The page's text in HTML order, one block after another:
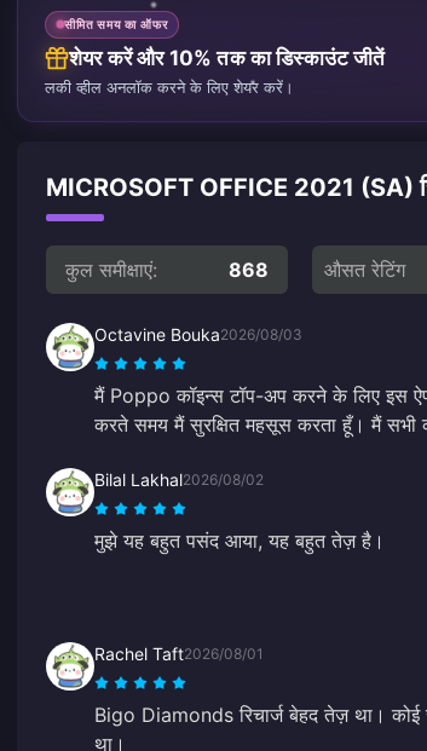
सीमित समय का ऑफर
शेयर करें और 10% तक का डिस्काउंट जीतें
लकी व्हील अनलॉक करने के लिए शेयर करें।
MICROSOFT OFFICE 2021 (SA)
कुल समीक्षाएं: 868 औसत रेटिंग
Octavine Bouka2026/08/03
मैं Poppo कॉइन्स टॉप-अप करने के लिए इस
करते समय मैं सुरक्षित महसूस करता हूँ। मैं सभी
Bilal Lakhal2026/08/02
मुझे यह बहुत पसंद आया, यह बहुत तेज़ है।
Rachel Taft2026/08/01
Bigo Diamonds रिचार्ज बेहद तेज़ था। कोई
था।